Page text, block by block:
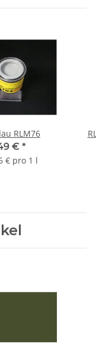
RLM76
€ *
€ pro 1 l